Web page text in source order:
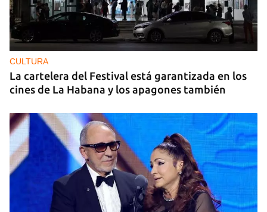
CULTURA
La cartelera del Festival está garantizada en los
cines de La Habana y los apagones también